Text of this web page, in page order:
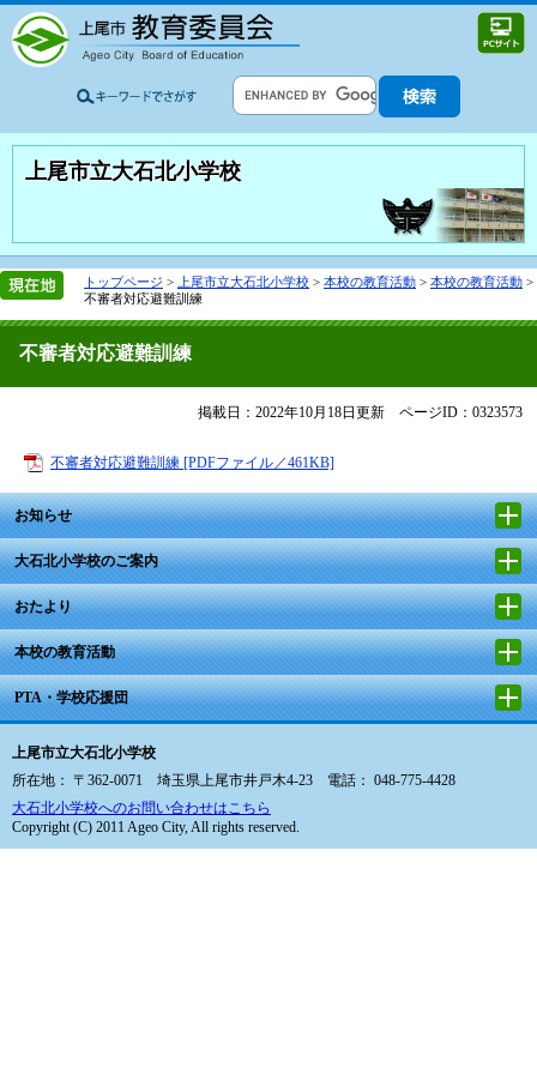
上尾市立大石北小学校
トップページ > 上尾市立大石北小学校 > 本校の教育活動 > 本校の教育活動 >
不審者対応避難訓練
不審者対応避難訓練
掲載日：2022年10月18日更新 ページID：0323573
不審者対応避難訓練 [PDFファイル／461KB]
お知らせ
大石北小学校のご案内
おたより
本校の教育活動
PTA・学校応援団
上尾市立大石北小学校
所在地： 〒362-0071 埼玉県上尾市井戸木4-23 電話： 048-775-4428
大石北小学校へのお問い合わせはこちら
Copyright (C) 2011 Ageo City, All rights reserved.